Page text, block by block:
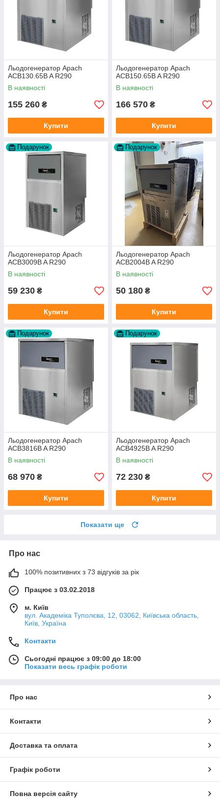
Льодогенератор Apach
ACB130.65B A R290
В наявності
155 260 ₴
Купити
Льодогенератор Apach
ACB150.65B A R290
В наявності
166 570 ₴
Купити
Подарунок
Льодогенератор Apach
ACB3009B A R290
В наявності
59 230 ₴
Купити
Подарунок
Льодогенератор Apach
ACB2004B A R290
В наявності
50 180 ₴
Купити
Подарунок
Льодогенератор Apach
ACB3816B A R290
В наявності
68 970 ₴
Купити
Подарунок
Льодогенератор Apach
ACB4925B A R290
В наявності
72 230 ₴
Купити
Показати ще
Про нас
100% позитивних з 73 відгуків за рік
Працює з 03.02.2018
м. Київ
вул. Академіка Туполєва, 12, 03062, Київська область,
Київ, Україна
Контакти
Сьогодні працює з 09:00 до 18:00
Показати весь графік роботи
Про нас
Контакти
Доставка та оплата
Графік роботи
Повна версія сайту